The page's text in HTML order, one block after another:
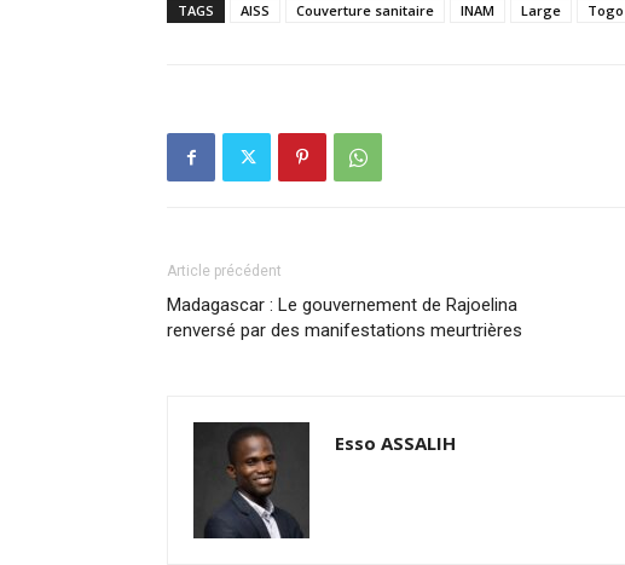
TAGS AISS Couverture sanitaire INAM Large Togo
Article précédent
Madagascar : Le gouvernement de Rajoelina
renversé par des manifestations meurtrières
Esso ASSALIH